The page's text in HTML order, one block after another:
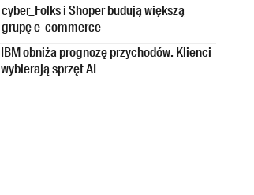
cyber_Folks i Shoper budują większą
grupę e-commerce
IBM obniża prognozę przychodów. Klienci
wybierają sprzęt AI